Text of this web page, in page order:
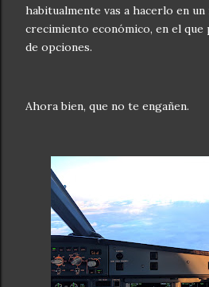
habitualmente vas a hacerlo en
crecimiento económico, en el que
de opciones.
Ahora bien, que no te engañen.